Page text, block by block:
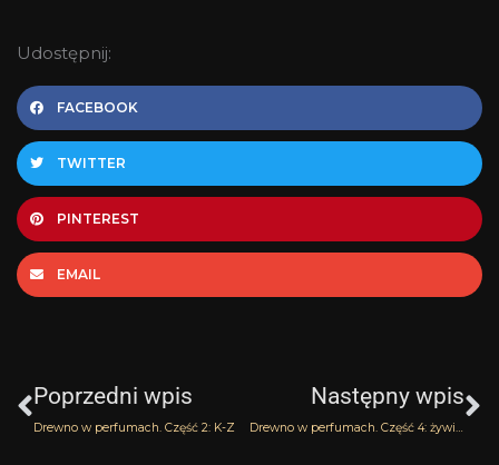
Udostępnij:
FACEBOOK
TWITTER
PINTEREST
EMAIL
Poprzedni wpis
Drewno w perfumach. Część 2: K-Z
Następny wpis
Drewno w perfumach. Część 4: żywice